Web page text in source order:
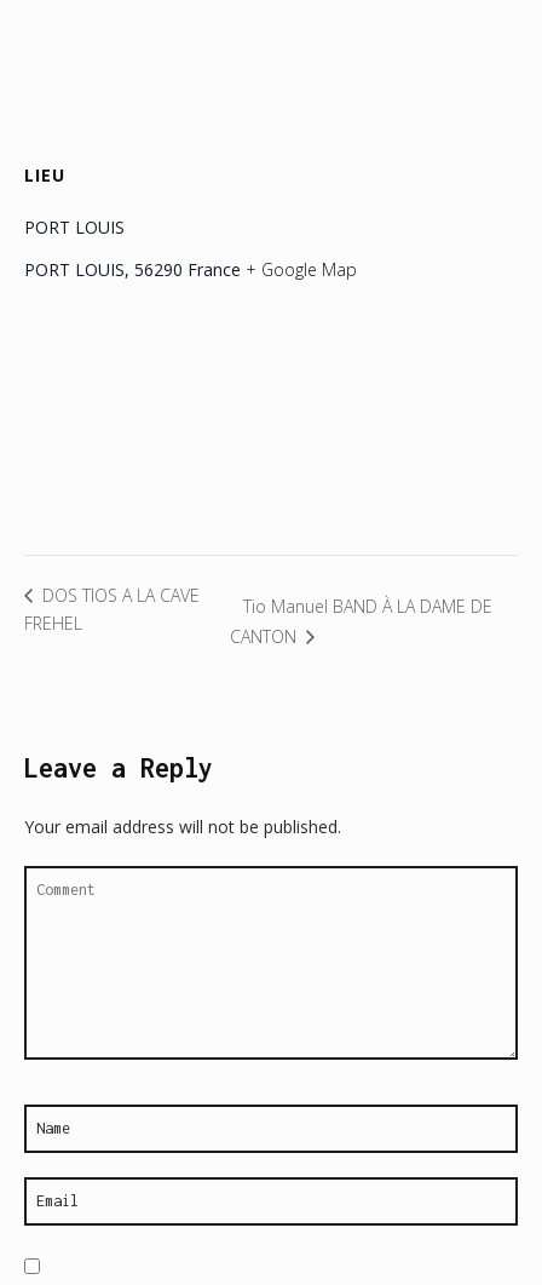
LIEU
PORT LOUIS
PORT LOUIS, 56290 France + Google Map
DOS TIOS A LA CAVE
FREHEL
Tio Manuel BAND À LA DAME DE
CANTON
Leave a Reply
Your email address will not be published.